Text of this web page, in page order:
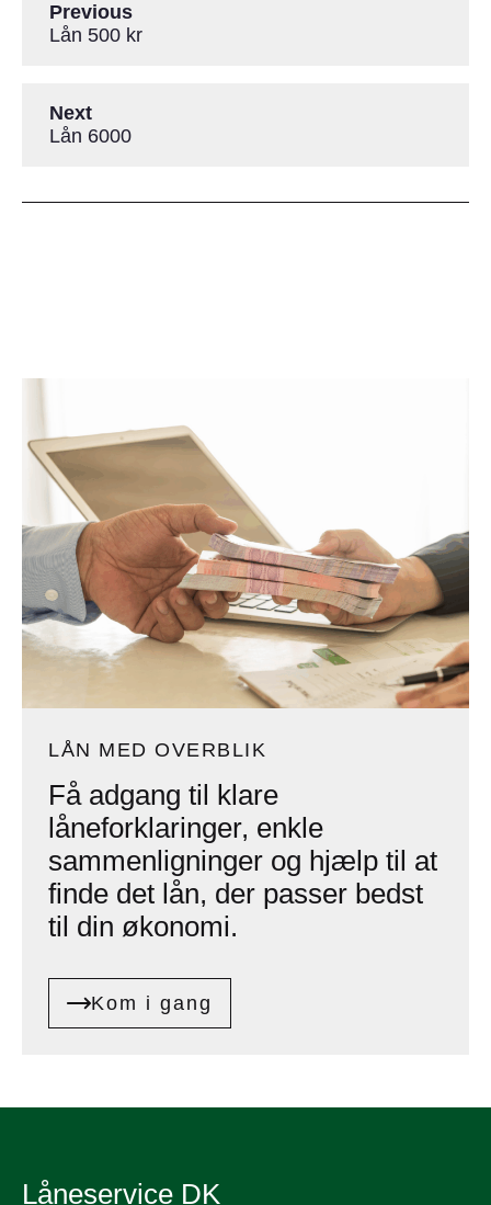
Previous
Lån 500 kr
Next
Lån 6000
LÅN MED OVERBLIK
Få adgang til klare
låneforklaringer, enkle
sammenligninger og hjælp til at
finde det lån, der passer bedst
til din økonomi.
Kom i gang
Låneservice DK